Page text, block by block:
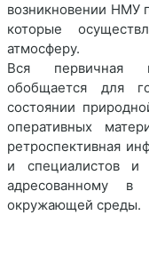
возникновении НМУ
которые
атмосферу.
Вся первичная
обобщается для
состоянии
оперативных
ретроспективная
и специалистов
адресованному в
окружающей среды.